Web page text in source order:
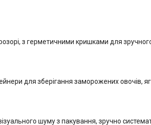
з герметичними кришками для
для зберігання заморожених овочів,
шуму з пакування, зручно